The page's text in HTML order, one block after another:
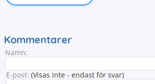
Kommentarer
Namn:
E-post: (Visas inte - endast för svar)